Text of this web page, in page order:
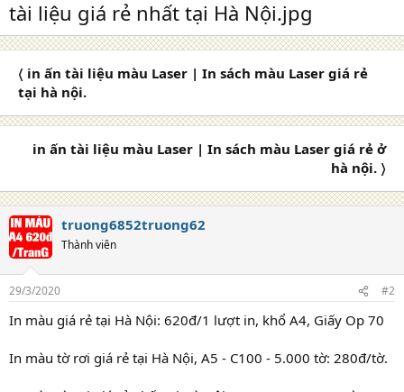
〈 in ấn tài liệu màu Laser | In sách màu Laser giá rẻ
tại hà nội.
in ấn tài liệu màu Laser | In sách màu Laser giá rẻ ở
hà nội. 〉
truong6852truong62
Thành viên
29/3/2020 #2
In màu giá rẻ tại Hà Nội: 620đ/1 lượt in, khổ A4, Giấy Op 70
In màu tờ rơi giá rẻ tại Hà Nội, A5 - C100 - 5.000 tờ: 280đ/tờ.